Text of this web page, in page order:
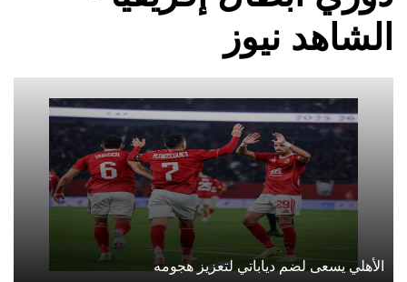
الشاهد نيوز
الأهلي يسعى لضم دياباتي لتعزيز هجومه